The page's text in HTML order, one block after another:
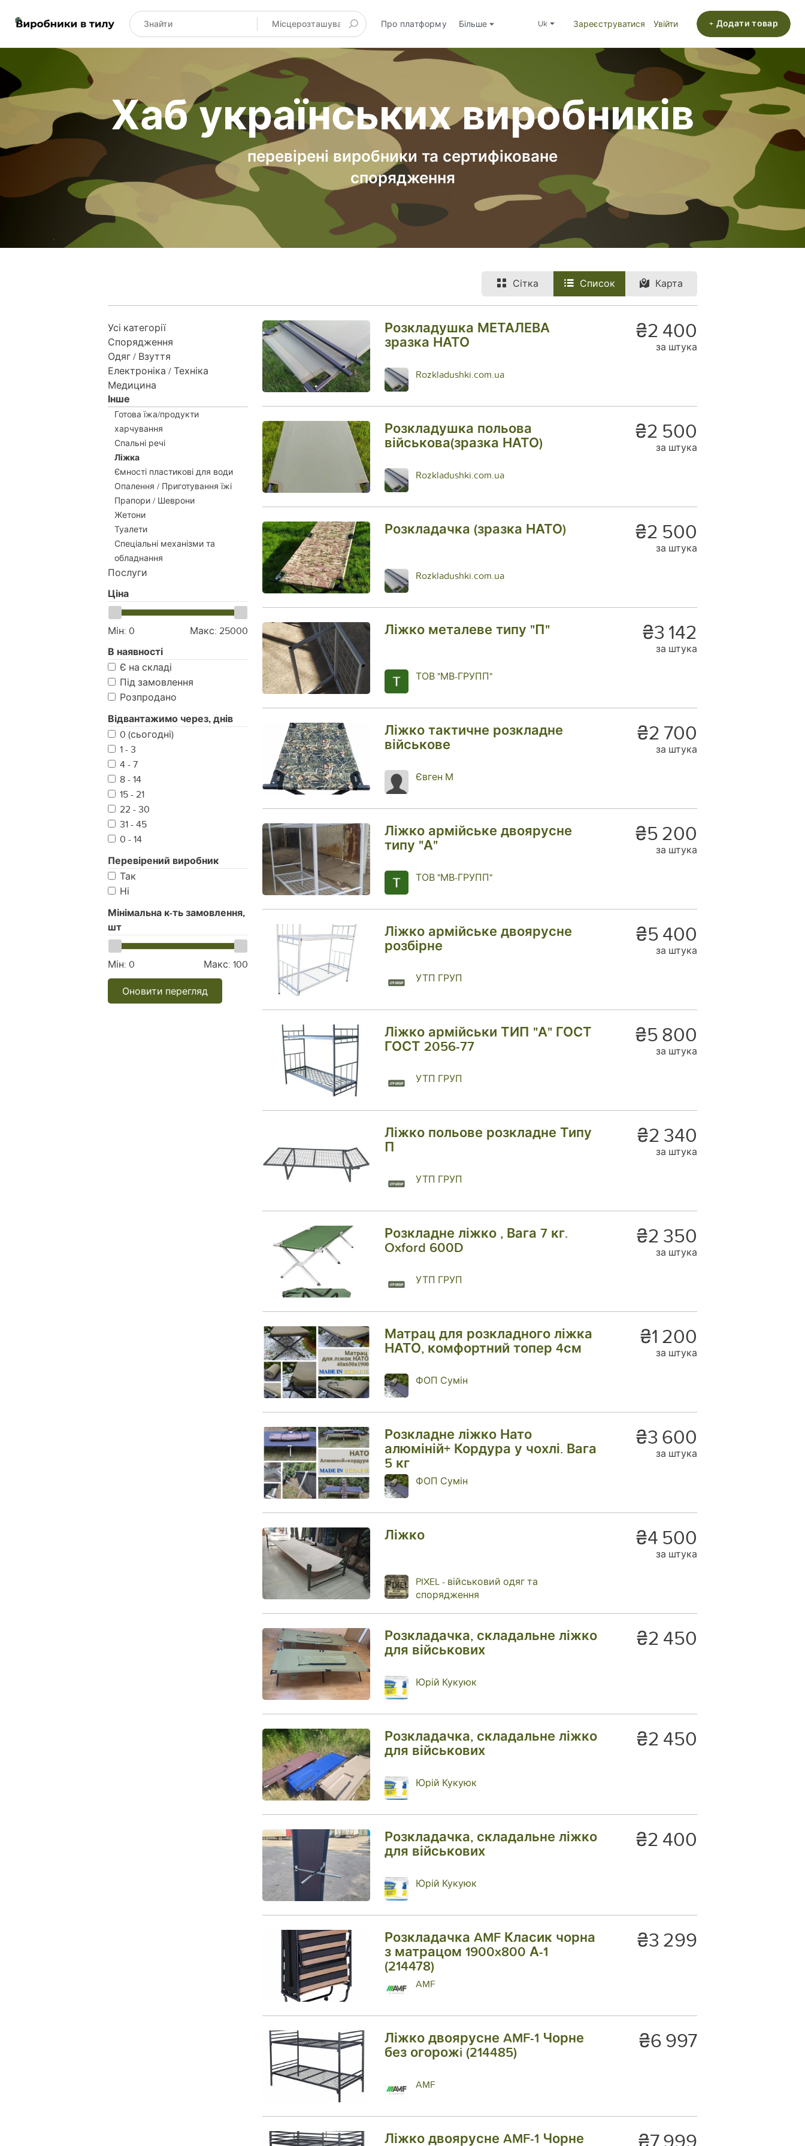
Про платформу Більше uk Зареєструватися Увійти + Додати товар
Хаб українських виробників
перевірені виробники та сертифіковане
спорядження
Сітка Список Карта
Усі категорії
Спорядження
Одяг / Взуття
Електроніка / Техніка
Медицина
Інше
Готова їжа/продукти
харчування
Спальні речі
Ліжка
Ємності пластикові для води
Опалення / Приготування їжі
Прапори / Шеврони
Жетони
Туалети
Спеціальні механізми та
обладнання
Послуги
Ціна
Мін: 0 Макс: 25000
В наявності
Є на складі
Під замовлення
Розпродано
Відвантажимо через, днів
0 (сьогодні)
1 - 3
4 - 7
8 - 14
15 - 21
22 - 30
31 - 45
0 - 14
Перевірений виробник
Так
Ні
Мінімальна к-ть замовлення,
шт
Мін: 0 Макс: 100
Оновити перегляд
₴2 400
за штука
Розкладушка МЕТАЛЕВА
зразка НАТО
Rozkladushki.com.ua
₴2 500
за штука
Розкладушка польова
військова(зразка НАТО)
Rozkladushki.com.ua
₴2 500
за штука
Розкладачка (зразка НАТО)
Rozkladushki.com.ua
₴3 142
за штука
Ліжко металеве типу "П"
ТОВ "МВ-ГРУПП"
₴2 700
за штука
Ліжко тактичне розкладне
військове
Євген М
₴5 200
за штука
Ліжко армійське двоярусне
типу "А"
ТОВ "МВ-ГРУПП"
₴5 400
за штука
Ліжко армійське двоярусне
розбірне
УТП ГРУП
₴5 800
за штука
Ліжко армійськи ТИП "А" ГОСТ
ГОСТ 2056-77
УТП ГРУП
₴2 340
за штука
Ліжко польове розкладне Типу
П
УТП ГРУП
₴2 350
за штука
Розкладне ліжко , Вага 7 кг.
Oxford 600D
УТП ГРУП
₴1 200
за штука
Матрац для розкладного ліжка
НАТО, комфортний топер 4см
ФОП Сумін
₴3 600
за штука
Розкладне ліжко Нато
алюміній+ Кордура у чохлі. Вага
5 кг
ФОП Сумін
₴4 500
за штука
Ліжко
PIXEL - військовий одяг та
спорядження
₴2 450
Розкладачка, складальне ліжко
для військових
Юрій Кукуюк
₴2 450
Розкладачка, складальне ліжко
для військових
Юрій Кукуюк
₴2 400
Розкладачка, складальне ліжко
для військових
Юрій Кукуюк
₴3 299
Розкладачка AMF Класик чорна
з матрацом 1900x800 А-1
(214478)
AMF
₴6 997
Ліжко двоярусне AMF-1 Чорне
без огорожi (214485)
AMF
Ліжко двоярусне AMF-1 Чорне